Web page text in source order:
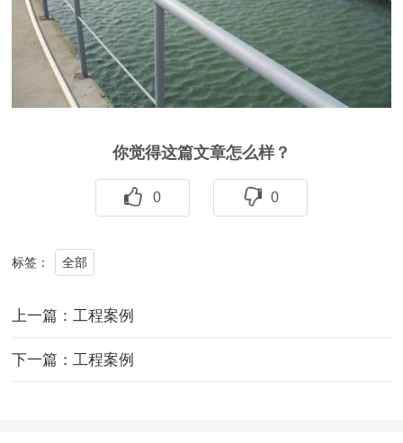
你觉得这篇文章怎么样？
0 0
标签： 全部
上一篇：工程案例
下一篇：工程案例